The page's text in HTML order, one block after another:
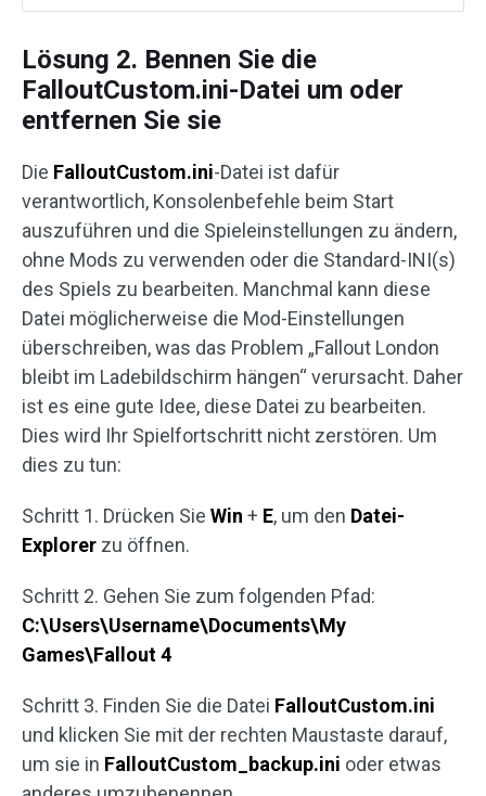
Lösung 2. Bennen Sie die
FalloutCustom.ini-Datei um oder
entfernen Sie sie
Die FalloutCustom.ini-Datei ist dafür
verantwortlich, Konsolenbefehle beim Start
auszuführen und die Spieleinstellungen zu ändern,
ohne Mods zu verwenden oder die Standard-INI(s)
des Spiels zu bearbeiten. Manchmal kann diese
Datei möglicherweise die Mod-Einstellungen
überschreiben, was das Problem „Fallout London
bleibt im Ladebildschirm hängen“ verursacht. Daher
ist es eine gute Idee, diese Datei zu bearbeiten.
Dies wird Ihr Spielfortschritt nicht zerstören. Um
dies zu tun:
Schritt 1. Drücken Sie Win + E, um den Datei-
Explorer zu öffnen.
Schritt 2. Gehen Sie zum folgenden Pfad:
C:\Users\Username\Documents\My
Games\Fallout 4
Schritt 3. Finden Sie die Datei FalloutCustom.ini
und klicken Sie mit der rechten Maustaste darauf,
um sie in FalloutCustom_backup.ini oder etwas